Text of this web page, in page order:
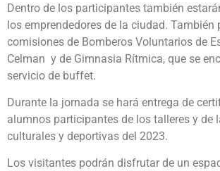
Dentro de los participantes también
los emprendedores de la ciudad. También
comisiones de Bomberos Voluntarios de
Celman y de Gimnasia Rítmica, que se
servicio de buffet.
Durante la jornada se hará entrega de
alumnos participantes de los talleres y de
culturales y deportivas del 2023.
Los visitantes podrán disfrutar de un